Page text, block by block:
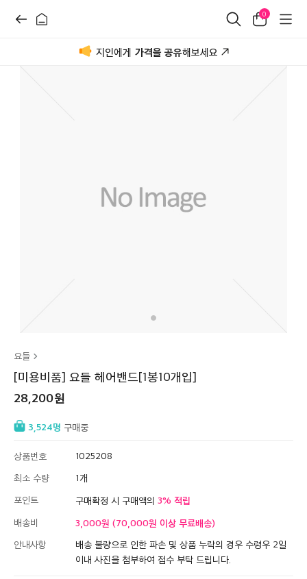
0
지인에게 가격을 공유해보세요
요들
[미용비품] 요들 헤어밴드[1봉10개입]
28,200
3,524 구매중
상품번호
1025208
최소 수량
1
포인트
구매확정 시 구매액의 3
배송비 3,000원 (70,000원 이상 무료배송)
안내사항
배송 불량으로 인한 파손 및 상품 누락의 경우 수령우 2일
이내 사진을 첨부하여 접수 부탁 드립니다.